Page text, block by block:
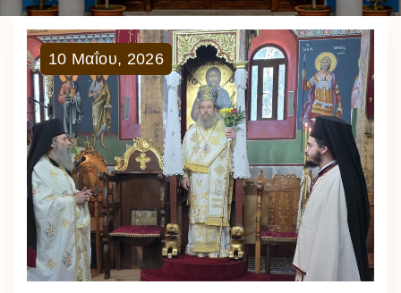
10 Μαΐου, 2026